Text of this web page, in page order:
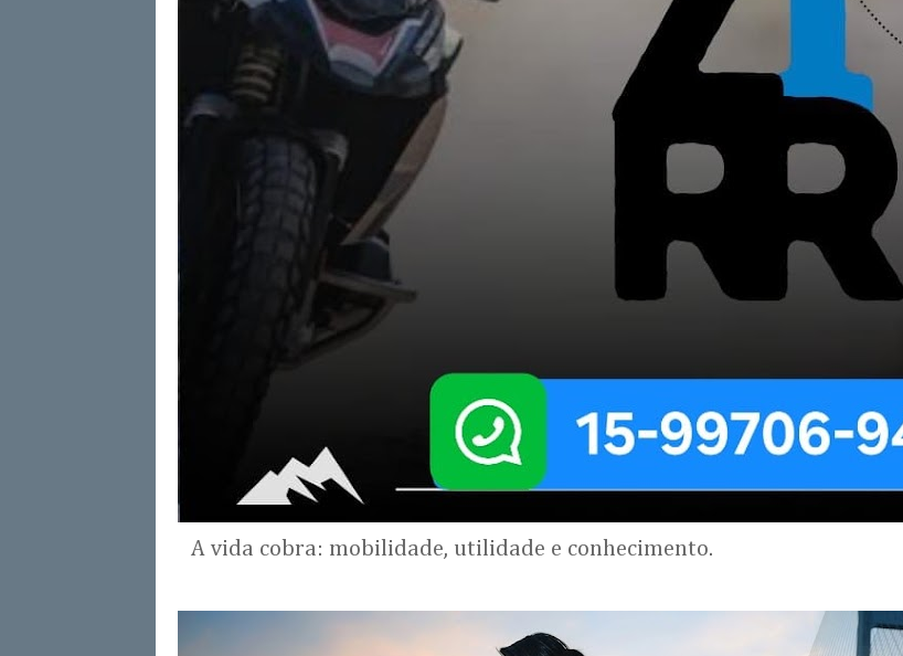
A vida cobra: mobilidade, utilidade e conhecimento.